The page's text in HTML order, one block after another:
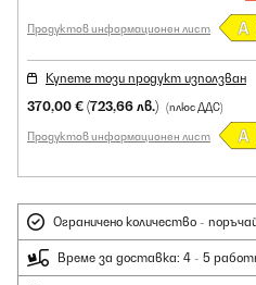
Продуктов информационен лист
Купете този продукт използван
370,00 € (723,66 лв.) (плюс ДДС)
Продуктов информационен лист
Ограничено количество -
Време за доставка: 4 - 5